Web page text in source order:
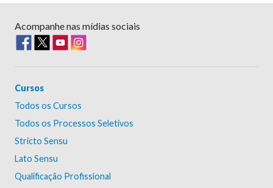
Acompanhe nas mídias sociais
Cursos
Todos os Cursos
Todos os Processos Seletivos
Stricto Sensu
Lato Sensu
Qualificação Profissional